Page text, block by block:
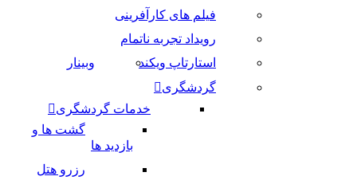
فیلم های کارآفرینی
رویداد تجربه ناتمام
استارتاپ ویکند
وبینار
گردشگری
خدمات گردشگری
گشت ها و
بازدید ها
رزرو هتل